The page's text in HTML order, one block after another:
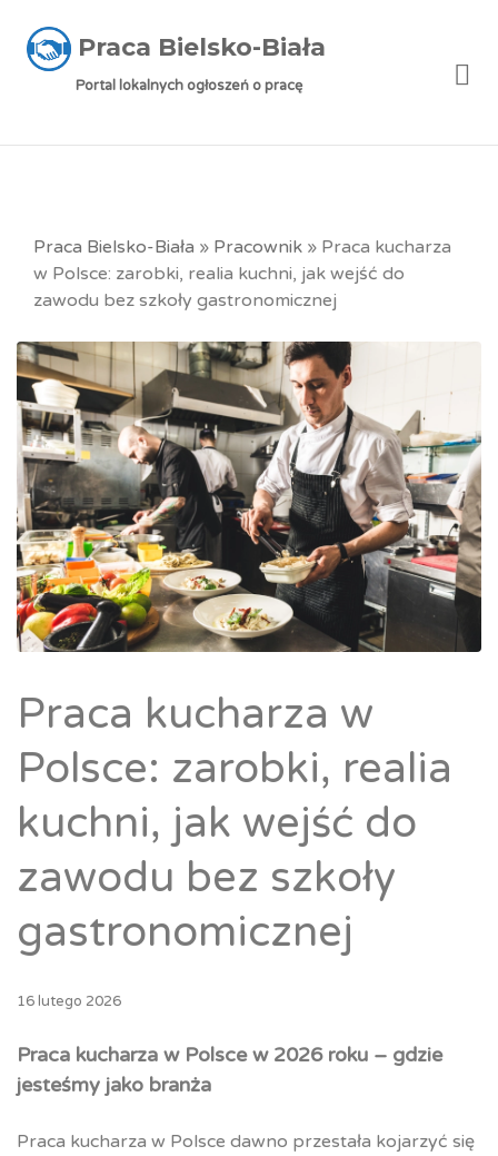
Praca Bielsko-Biała
Portal lokalnych ogłoszeń o pracę
Praca Bielsko-Biała » Pracownik » Praca kucharza
w Polsce: zarobki, realia kuchni, jak wejść do
zawodu bez szkoły gastronomicznej
Praca kucharza w
Polsce: zarobki, realia
kuchni, jak wejść do
zawodu bez szkoły
gastronomicznej
16 lutego 2026
Praca kucharza w Polsce w 2026 roku – gdzie
jesteśmy jako branża
Praca kucharza w Polsce dawno przestała kojarzyć się